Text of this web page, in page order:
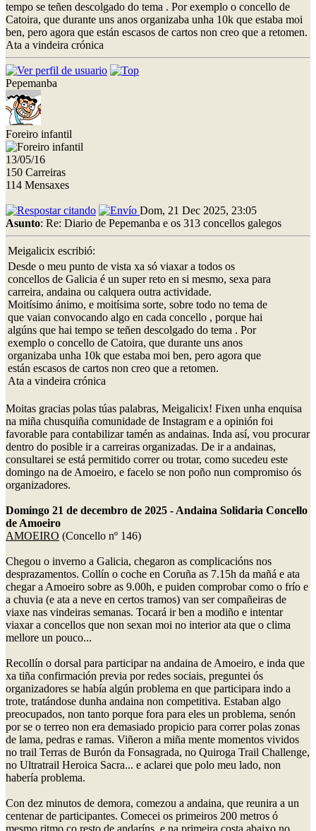
tempo se teñen descolgado do tema . Por exemplo o concello de
Catoira, que durante uns anos organizaba unha 10k que estaba moi
ben, pero agora que están escasos de cartos non creo que a retomen.
Ata a vindeira crónica
Pepemanba
Foreiro infantil
13/05/16
150 Carreiras
114 Mensaxes
Dom, 21 Dec 2025, 23:05
Asunto: Re: Diario de Pepemanba e os 313 concellos galegos
Meigalicix escribió:
Desde o meu punto de vista xa só viaxar a todos os
concellos de Galicia é un super reto en si mesmo, sexa para
carreira, andaina ou calquera outra actividade.
Moitísimo ánimo, e moitísima sorte, sobre todo no tema de
que vaian convocando algo en cada concello , porque hai
algúns que hai tempo se teñen descolgado do tema . Por
exemplo o concello de Catoira, que durante uns anos
organizaba unha 10k que estaba moi ben, pero agora que
están escasos de cartos non creo que a retomen.
Ata a vindeira crónica
Moitas gracias polas túas palabras, Meigalicix! Fixen unha enquisa
na miña chusquiña comunidade de Instagram e a opinión foi
favorable para contabilizar tamén as andainas. Inda así, vou procurar
dentro do posible ir a carreiras organizadas. De ir a andainas,
consultarei se está permitido correr ou trotar, como sucedeu este
domingo na de Amoeiro, e facelo se non poño nun compromiso ós
organizadores.
Domingo 21 de decembro de 2025 - Andaina Solidaria Concello
de Amoeiro
AMOEIRO (Concello nº 146)
Chegou o inverno a Galicia, chegaron as complicacións nos
desprazamentos. Collín o coche en Coruña as 7.15h da mañá e ata
chegar a Amoeiro sobre as 9.00h, e puiden comprobar como o frío e
a chuvia (e ata a neve en certos tramos) van ser compañeiras de
viaxe nas vindeiras semanas. Tocará ir ben a modiño e intentar
viaxar a concellos que non sexan moi no interior ata que o clima
mellore un pouco...
Recollín o dorsal para participar na andaina de Amoeiro, e inda que
xa tiña confirmación previa por redes sociais, preguntei ós
organizadores se había algún problema en que participara indo a
trote, tratándose dunha andaina non competitiva. Estaban algo
preocupados, non tanto porque fora para eles un problema, senón
por se o terreo non era demasiado propicio para correr polas zonas
de lama, pedras e ramas. Viñeron a miña mente momentos vividos
no trail Terras de Burón da Fonsagrada, no Quiroga Trail Challenge,
no Ultratrail Heroica Sacra... e aclarei que polo meu lado, non
habería problema.
Con dez minutos de demora, comezou a andaina, que reunira a un
centenar de participantes. Comecei os primeiros 200 metros ó
mesmo ritmo co resto de andaríns, e na primeira costa abaixo no